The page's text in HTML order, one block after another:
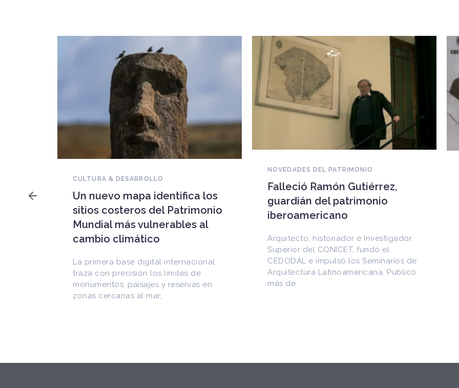
guardián del patrimonio
iberoamericano
Arquitecto, historiador e Investigador
CEDODAL e impulsó los Seminarios de
Arquitectura Latinoamericana. Publicó
más de
NOVEDADES DEL PATRIMONIO
EEUU devuelve a Cuba
documentos históricos
sustraídos del Archivo
en internet
Entre los materiales recuperados
figuran la Constitución de la Yaya de